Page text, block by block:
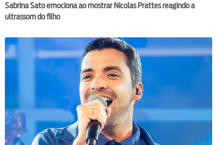
Sabrina Sato emociona ao mostrar Nicolas Prattes reagindo a
ultrassom do filho